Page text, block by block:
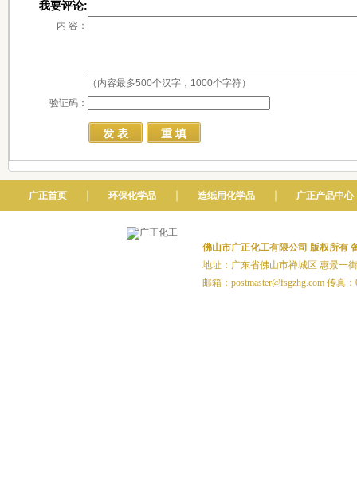
我要评论:
内 容：
（内容最多500个汉字，1000个字符）
验证码：
广正首页 ｜ 环保化学品 ｜ 造纸用化学品 ｜ 广正产品中心
佛山市广正化工有限公司 版权所有
地址：广东省佛山市禅城区 惠景一
邮箱：postmaster@fsgzhg.com 传真